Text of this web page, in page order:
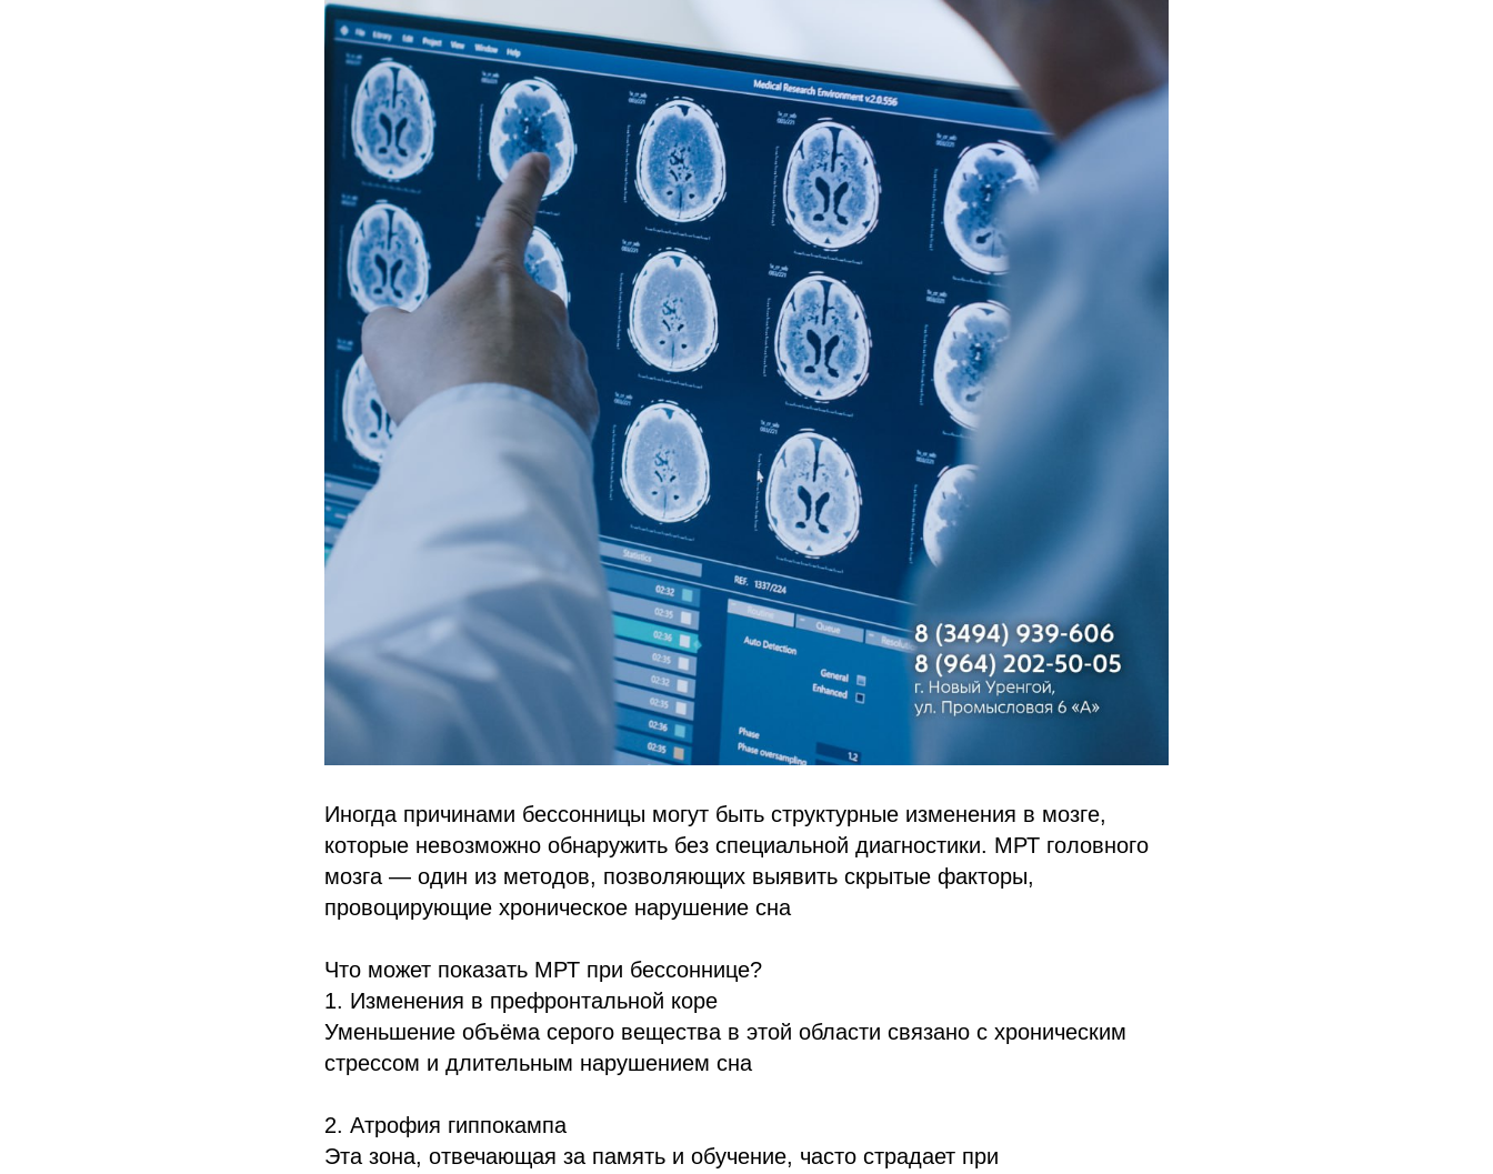
Иногда причинами бессонницы могут быть структурные изменения в мозге,
которые невозможно обнаружить без специальной диагностики. МРТ головного
мозга — один из методов, позволяющих выявить скрытые факторы,
провоцирующие хроническое нарушение сна
Что может показать МРТ при бессоннице?
1. Изменения в префронтальной коре
Уменьшение объёма серого вещества в этой области связано с хроническим
стрессом и длительным нарушением сна
2. Атрофия гиппокампа
Эта зона, отвечающая за память и обучение, часто страдает при